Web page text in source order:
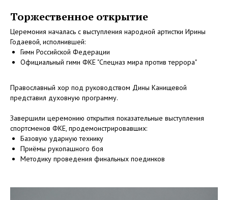
Торжественное открытие
Церемония началась с выступления народной артистки Ирины
Годаевой, исполнившей:
Гимн Российской Федерации
Официальный гимн ФКЕ "Спецназ мира против террора"
Православный хор под руководством Дины Канищевой
представил духовную программу.
Завершили церемонию открытия показательные выступления
спортсменов ФКЕ, продемонстрировавших:
Базовую ударную технику
Приёмы рукопашного боя
Методику проведения финальных поединков